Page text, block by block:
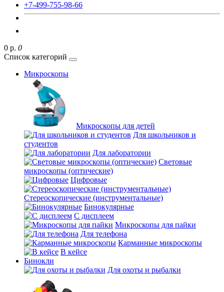
+7-499-755-98-66
0 р. 0
Список категорий
Микроскопы
Микроскопы для детей
Для школьников и
студентов
Для лаборатории
Световые
микроскопы (оптические)
Цифровые
Стереоскопические (инструментальные)
Бинокулярные
С дисплеем
Микроскопы для пайки
Для телефона
Карманные микроскопы
В кейсе
Бинокли
Для охоты и рыбалки